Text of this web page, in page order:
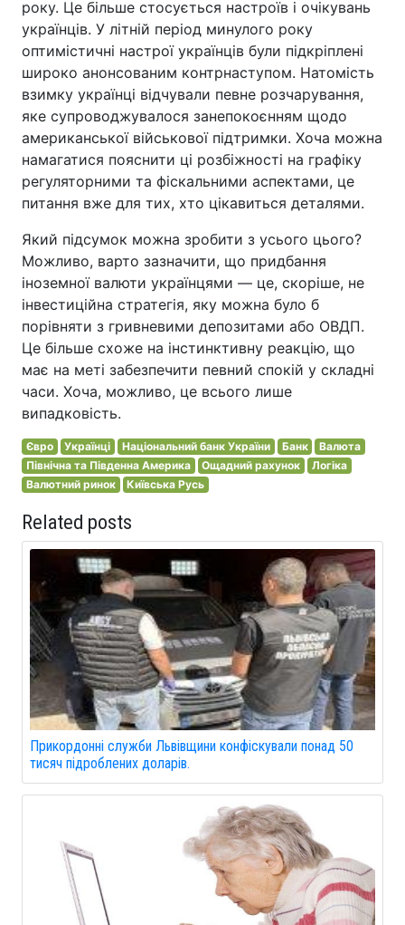
року. Це більше стосується настроїв і очікувань
українців. У літній період минулого року
оптимістичні настрої українців були підкріплені
широко анонсованим контрнаступом. Натомість
взимку українці відчували певне розчарування,
яке супроводжувалося занепокоєнням щодо
американської військової підтримки. Хоча можна
намагатися пояснити ці розбіжності на графіку
регуляторними та фіскальними аспектами, це
питання вже для тих, хто цікавиться деталями.
Який підсумок можна зробити з усього цього?
Можливо, варто зазначити, що придбання
іноземної валюти українцями — це, скоріше, не
інвестиційна стратегія, яку можна було б
порівняти з гривневими депозитами або ОВДП.
Це більше схоже на інстинктивну реакцію, що
має на меті забезпечити певний спокій у складні
часи. Хоча, можливо, це всього лише
випадковість.
Євро Українці Національний банк України Банк
Валюта
Північна та Південна Америка
Ощадний рахунок
Логіка
Валютний ринок
Київська Русь
Related posts
Прикордонні служби Львівщини конфіскували понад 50
тисяч підроблених доларів.